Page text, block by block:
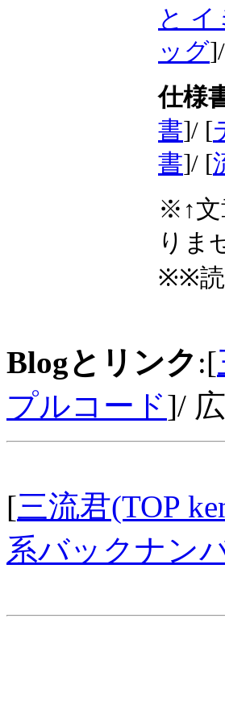
と
ッグ
仕様
書]/ [
書]/ [
※↑文
りま
※※読
Blogとリンク :[
プルコード]/
[三流君(TOP
系バックナン